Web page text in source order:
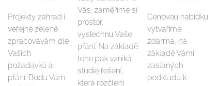
Projekty zahrad i
veřejné zeleně
zpracovávám dle
Vašich
požadavků a
přání. Budu Vám
Vás, zaměříme si
prostor,
vyslechnu Vaše
přání. Na základě
toho pak vzniká
studie řešení,
která rozčlení
Cenovou nabídku
vytváříme
zdarma, na
základě Vámi
zaslaných
podkladů k